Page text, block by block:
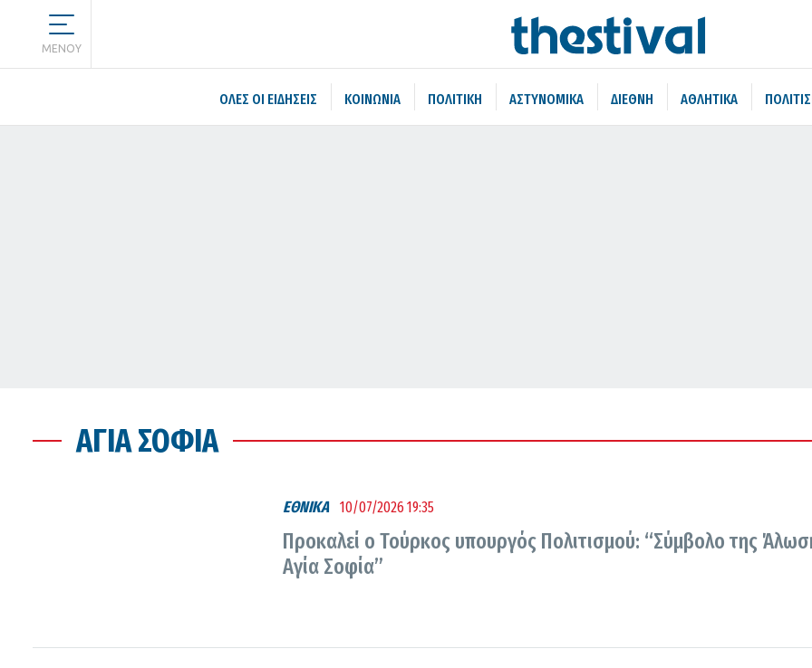
MENOY
ΌΛΕΣ ΟΙ ΕΙΔΉΣΕΙΣ ΚΟΙΝΩΝΙΑ ΠΟΛΙΤΙΚΗ ΑΣΤΥΝΟΜΙΚΑ ΔΙΕΘΝΗ ΑΘΛΗΤΙΚΑ
ΑΓΙΆ ΣΟΦΙΆ
ΕΘΝΙΚΑ 10/07/2026 19:35
Προκαλεί ο Τούρκος υπουργός Πολιτισμού: “Σύμβολο της
Αγία Σοφία”